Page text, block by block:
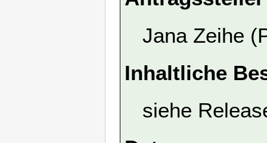
Jana Zeihe
Inhaltliche
siehe